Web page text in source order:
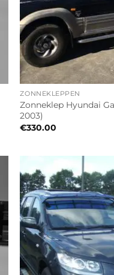
ZONNEKLEPPEN
Zonneklep Hyundai
2003)
€330.00